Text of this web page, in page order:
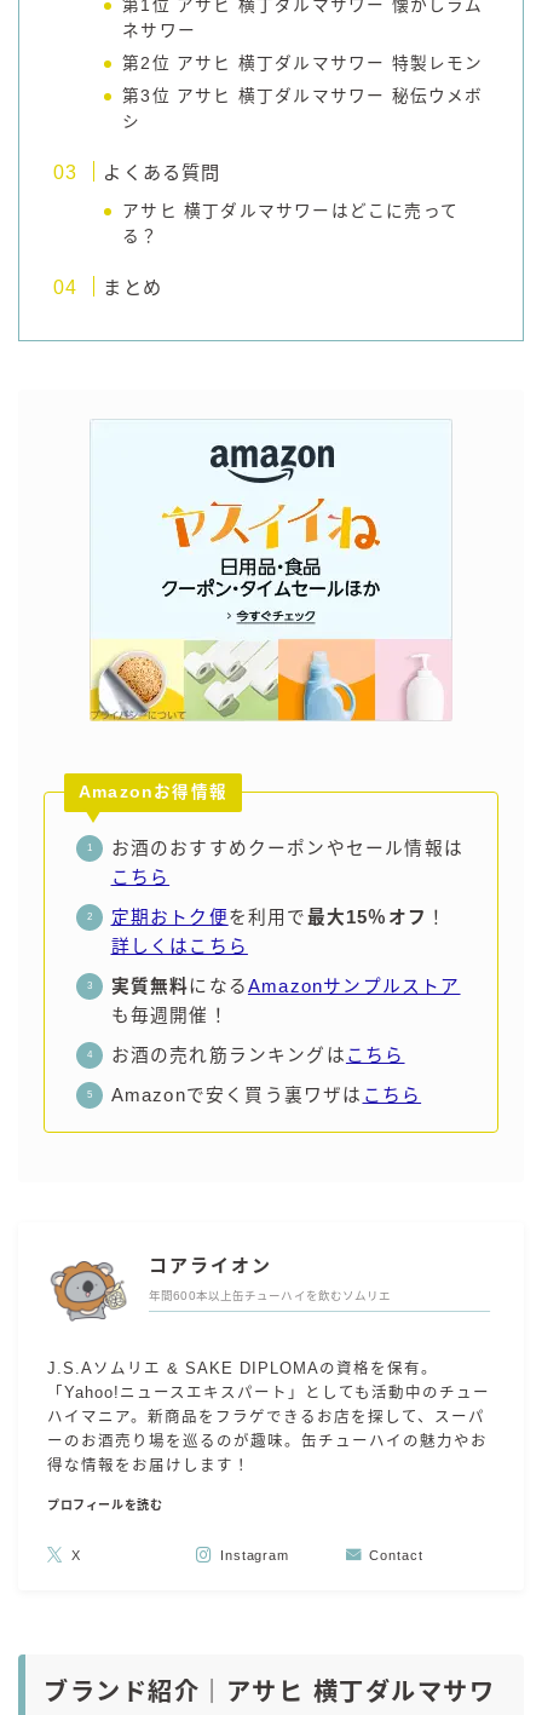
Amazon
運営者情報
お問い合わせ
第1位 アサヒ 横丁ダルマサワー 懐かしラム
ネサワー
第2位 アサヒ 横丁ダルマサワー 特製レモン
第3位 アサヒ 横丁ダルマサワー 秘伝ウメボ
シ
よくある質問
アサヒ 横丁ダルマサワーはどこに売って
る？
まとめ
Amazonお得情報
お酒のおすすめクーポンやセール情報は
こちら
定期おトク便を利用で最大15％オフ ！
詳しくはこちら
実質無料になるAmazonサンプルストア
も毎週開催！
お酒の売れ筋ランキングは こちら
Amazonで安く買う裏ワザは こちら
コアライオン
年間600本以上缶チューハイを飲むソムリエ
J.S.Aソムリエ & SAKE DIPLOMAの資格を保有。
「Yahoo!ニュースエキスパート」としても活動中のチュー
ハイマニア。新商品をフラゲできるお店を探して、スーパ
ーのお酒売り場を巡るのが趣味。缶チューハイの魅力やお
得な情報をお届けします！
プロフィールを読む
X Instagram Contact
ブランド紹介｜アサヒ 横丁ダルマサワ